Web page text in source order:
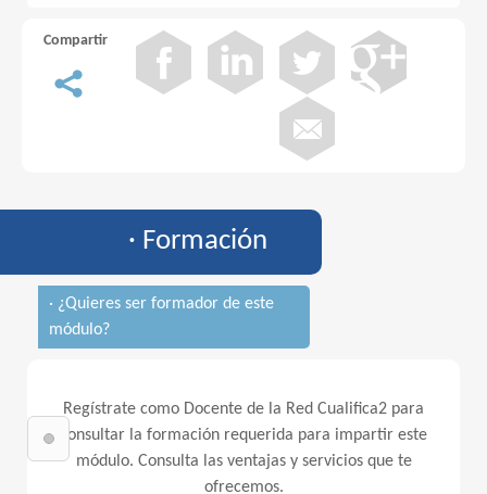
Compartir
· Formación
· ¿Quieres ser formador de este
módulo?
Regístrate como Docente de la Red Cualifica2 para
consultar la formación requerida para impartir este
módulo. Consulta las ventajas y servicios que te
ofrecemos.